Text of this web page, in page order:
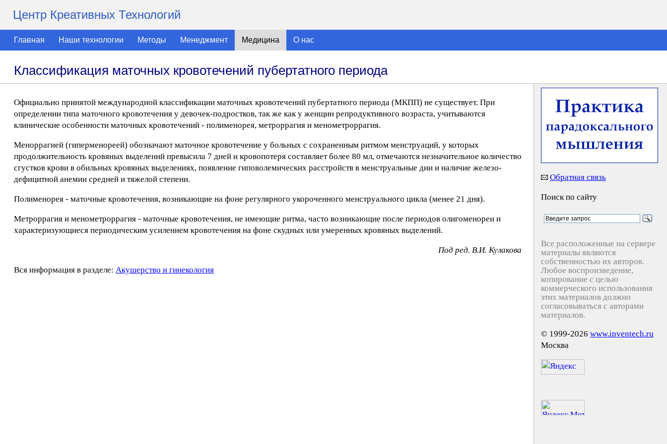
Центр Креативных Технологий
Главная Наши технологии Методы Менеджмент Медицина О нас
Классификация маточных кровотечений пубертатного периода
Официально принятой международной классификации маточных кровотечений пубертатного периода (МКПП) не существует. При
определении типа маточного кровотечения у девочек-подростков, так же как у женщин репродуктивного возраста, учитываются
клинические особенности маточных кровотечений - полименорея, метроррагия и менометроррагия.
Меноррагией (гиперменореей) обозначают маточное кровотечение у больных с сохраненным ритмом менструаций, у которых
продолжительность кровяных выделений превысила 7 дней и кровопотеря составляет более 80 мл, отмечаются незначительное количество
сгустков крови в обильных кровяных выделениях, появление гиповолемических расстройств в менструальные дни и наличие железо-
дефицитной анемии средней и тяжелой степени.
Полименорея - маточные кровотечения, возникающие на фоне регулярного укороченного менструального цикла (менее 21 дня).
Метроррагия и менометроррагия - маточные кровотечения, не имеющие ритма, часто возникающие после периодов олигоменореи и
характеризующиеся периодическим усилением кровотечения на фоне скудных или умеренных кровяных выделений.
Под ред. В.И. Кулакова
Вся информация в разделе: Акушерство и гинекология
Обратная связь
Поиск по сайту
Все расположенные на сервере
материалы являются
собственностью их авторов.
Любое воспроизведение,
копирование с целью
коммерческого использования
этих материалов должно
согласовываться с авторами
материалов.
© 1999-2026 www.inventech.ru
Москва